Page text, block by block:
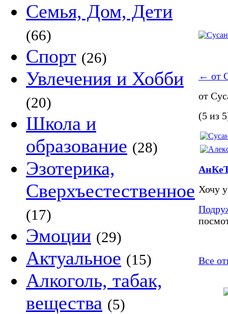
Семья, Дом, Дети
(66)
Спорт (26)
Увлечения и Хобби
(20)
Школа и
образование (28)
Эзотерика,
Сверхъестественное
(17)
Эмоции (29)
Актуальное (15)
Алкоголь, табак,
вещества (5)
← от
от
(5 из
Хочу
Все